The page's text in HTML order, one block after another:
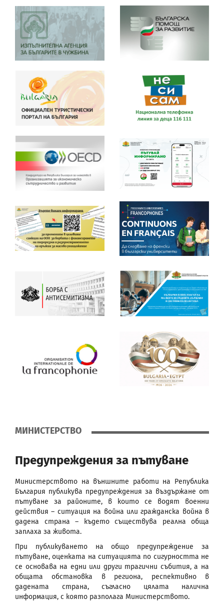
МИНИСТЕРСТВО
Предупреждения за пътуване
Министерството на външните работи на Република
България публикува предупреждения за въздържане от
пътуване за районите, в които се водят военни
действия – ситуация на война или гражданска война в
дадена страна – където съществува реална обща
заплаха за живота.
При публикуването на общо предупреждение за
пътуване, оценката на ситуацията по сигурността не
се основава на едни или други трагични събития, а на
общата обстановка в региона, респективно в
дадената страна, съгласно цялата налична
информация, с която разполага Министерството.